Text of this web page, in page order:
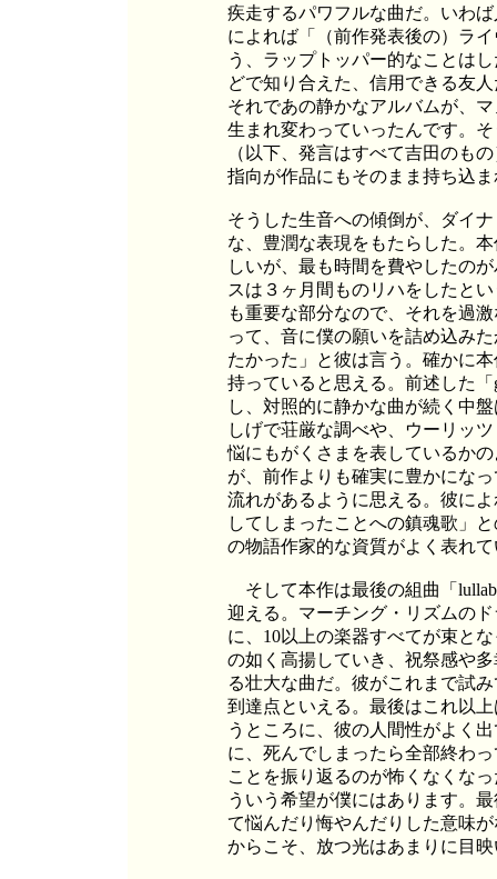
疾走するパワフルな曲だ。いわ
によれば「（前作発表後の）ラ
う、ラップトッパー的なことは
どで知り合えた、信用できる友
それであの静かなアルバムが、
生まれ変わっていったんです。
（以下、発言はすべて吉田のも
指向が作品にもそのまま持ち込
そうした生音への傾倒が、ダイ
な、豊潤な表現をもたらした。
しいが、最も時間を費やしたの
スは３ヶ月間ものリハをしたと
も重要な部分なので、それを過
って、音に僕の願いを詰め込み
たかった」と彼は言う。確かに
持っていると思える。前述した
し、対照的に静かな曲が続く中
しげで荘厳な調べや、ウーリッ
悩にもがくさまを表しているか
が、前作よりも確実に豊かにな
流れがあるように思える。彼に
してしまったことへの鎮魂歌」
の物語作家的な資質がよく表れ
そして本作は最後の組曲「
迎える。マーチング・リズムの
に、10以上の楽器すべてが束と
の如く高揚していき、祝祭感や
る壮大な曲だ。彼がこれまで試
到達点といえる。最後はこれ以
うところに、彼の人間性がよく
に、死んでしまったら全部終わ
ことを振り返るのが怖くなくな
ういう希望が僕にはあります。
て悩んだり悔やんだりした意味
からこそ、放つ光はあまりに目